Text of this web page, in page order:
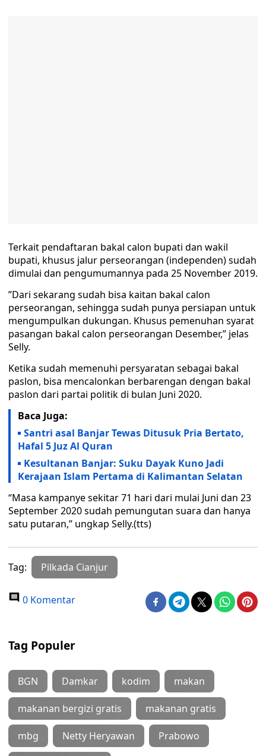
Terkait pendaftaran bakal calon bupati dan wakil
bupati, khusus jalur perseorangan (independen) sudah
dimulai dan pengumumannya pada 25 November 2019.
”Dari sekarang sudah bisa kaitan bakal calon
perseorangan, sehingga sudah punya persiapan untuk
mengumpulkan dukungan. Khusus pemenuhan syarat
pasangan bakal calon perseorangan Desember,” jelas
Selly.
Ketika sudah memenuhi persyaratan sebagai bakal
paslon, bisa mencalonkan berbarengan dengan bakal
paslon dari partai politik di bulan Juni 2020.
Baca Juga:
Santri asal Banjar Tewas Ditusuk Pria Bertato,
Hafal 5 Juz Al Quran
Kesultanan Banjar: Suku Dayak Kuno Jadi
Kerajaan Islam Pertama di Kalimantan Selatan
“Masa kampanye sekitar 71 hari dari mulai Juni dan 23
September 2020 sudah pemungutan suara dan hanya
satu putaran,” ungkap Selly.(tts)
Tag: Pilkada Cianjur
0 Komentar
Tag Populer
BGN Damkar kodim makan
makanan bergizi gratis makanan gratis
mbg Netty Heryawan Prabowo